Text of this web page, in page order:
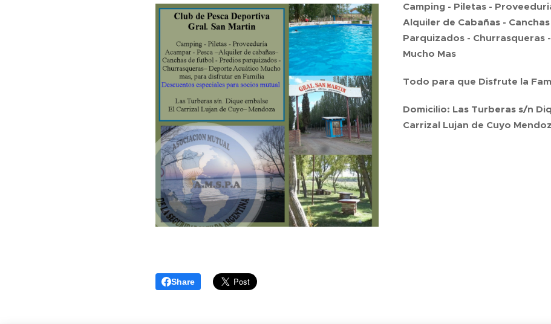
Camping - Piletas -
Alquiler de Cabañas -
Parquizados - Churrasqueras
Mucho Mas
Todo para que Disfrute la
Domicilio: Las Turberas s/n
Carrizal Lujan de Cuyo
Share